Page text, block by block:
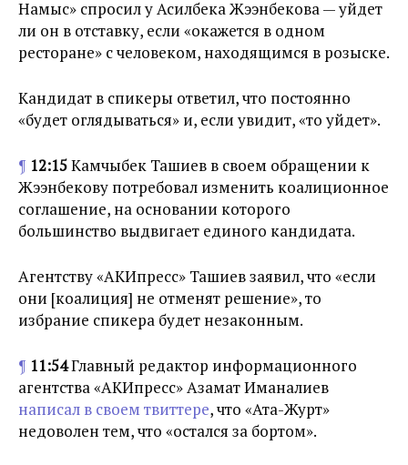
Намыс» спросил у Асилбека Жээнбекова — уйдет
ли он в отставку, если «окажется в одном
ресторане» с человеком, находящимся в розыске.
Кандидат в спикеры ответил, что постоянно
«будет оглядываться» и, если увидит, «то уйдет».
¶ 12:15Камчыбек Ташиев в своем обращении к
Жээнбекову потребовал изменить коалиционное
соглашение, на основании которого
большинство выдвигает единого кандидата.
Агентству «АКИпресс» Ташиев заявил, что «если
они [коалиция] не отменят решение», то
избрание спикера будет незаконным.
¶ 11:54Главный редактор информационного
агентства «АКИпресс» Азамат Иманалиев
написал в своем твиттере, что «Ата-Журт»
недоволен тем, что «остался за бортом».